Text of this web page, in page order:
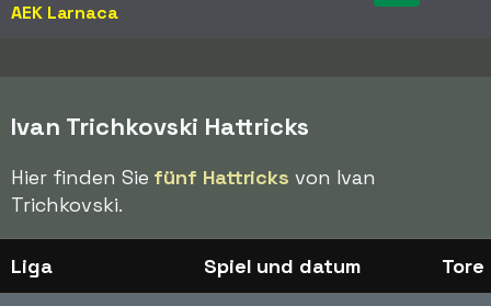
AEK Larnaca
Ivan Trichkovski Hattricks
Hier finden Sie fünf Hattricks von Ivan
Trichkovski.
Liga Spiel und datum Tore